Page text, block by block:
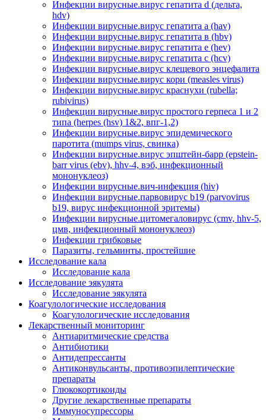
Инфекции вирусные.вирус гепатита d (дельта,
hdv)
Инфекции вирусные.вирус гепатита а (hav)
Инфекции вирусные.вирус гепатита в (hbv)
Инфекции вирусные.вирус гепатита е (hev)
Инфекции вирусные.вирус гепатита с (hcv)
Инфекции вирусные.вирус клещевого энцефалита
Инфекции вирусные.вирус кори (measles virus)
Инфекции вирусные.вирус краснухи (rubella;
rubivirus)
Инфекции вирусные.вирус простого герпеса 1 и 2
типа (herpes (hsv) 1&2, впг-1,2)
Инфекции вирусные.вирус эпидемического
паротита (mumps virus, свинка)
Инфекции вирусные.вирус эпштейн-барр (epstein-
barr virus (ebv), hhv-4, вэб, инфекционный
мононуклеоз)
Инфекции вирусные.вич-инфекция (hiv)
Инфекции вирусные.парвовирус b19 (parvovirus
b19, вирус инфекционной эритемы)
Инфекции вирусные.цитомегаловирус (cmv, hhv-5,
цмв, инфекционный мононуклеоз)
Инфекции грибковые
Паразиты, гельминты, простейшие
Исследование кала
Исследование кала
Исследование эякулята
Исследование эякулята
Коагулологические исследования
Коагулологические исследования
Лекарственный мониторинг
Антиаритмические средства
Антибиотики
Антидепрессанты
Антиконвульсанты, противоэпилептические
препараты
Глюкокортикоиды
Другие лекарственные препараты
Иммуносупрессоры